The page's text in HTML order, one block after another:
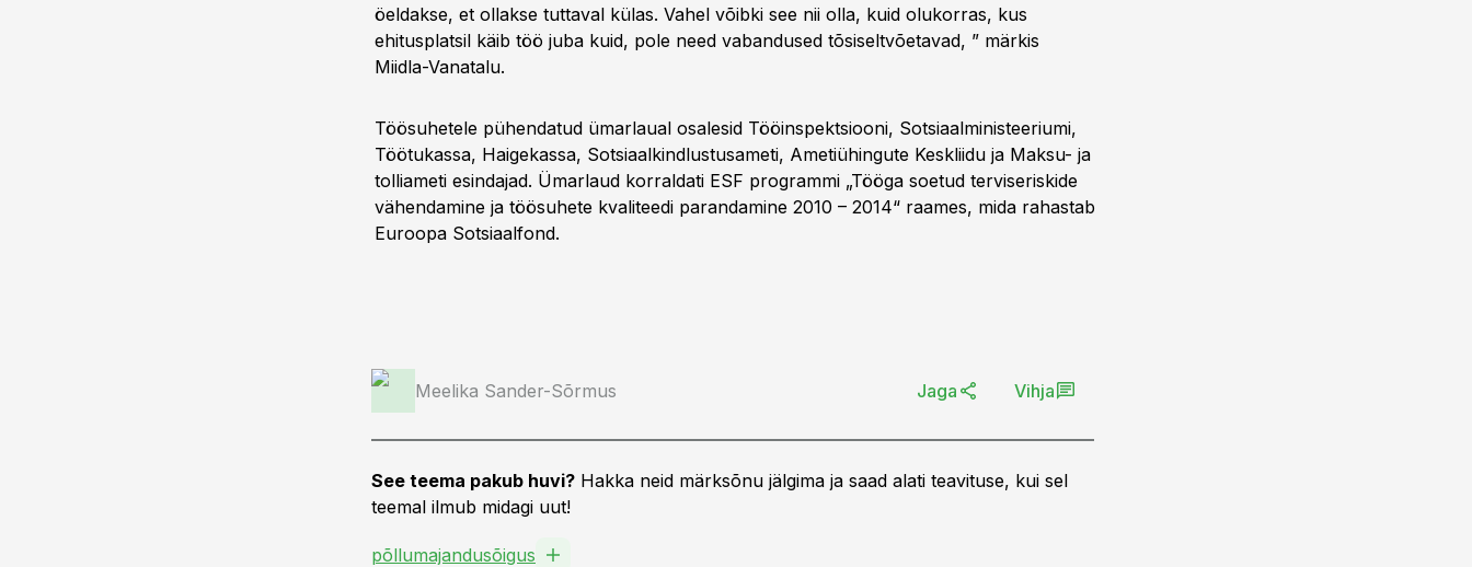
öeldakse, et ollakse tuttaval külas. Vahel võibki see nii olla, kuid olukorras, kus
ehitusplatsil käib töö juba kuid, pole need vabandused tõsiseltvõetavad, ” märkis
Miidla-Vanatalu.
Töösuhetele pühendatud ümarlaual osalesid Tööinspektsiooni, Sotsiaalministeeriumi,
Töötukassa, Haigekassa, Sotsiaalkindlustusameti, Ametiühingute Keskliidu ja Maksu- ja
tolliameti esindajad. Ümarlaud korraldati ESF programmi „Tööga soetud terviseriskide
vähendamine ja töösuhete kvaliteedi parandamine 2010 – 2014“ raames, mida rahastab
Euroopa Sotsiaalfond.
Meelika Sander-Sõrmus Jaga Vihja
See teema pakub huvi? Hakka neid märksõnu jälgima ja saad alati teavituse, kui sel
teemal ilmub midagi uut!
põllumajandusõigus